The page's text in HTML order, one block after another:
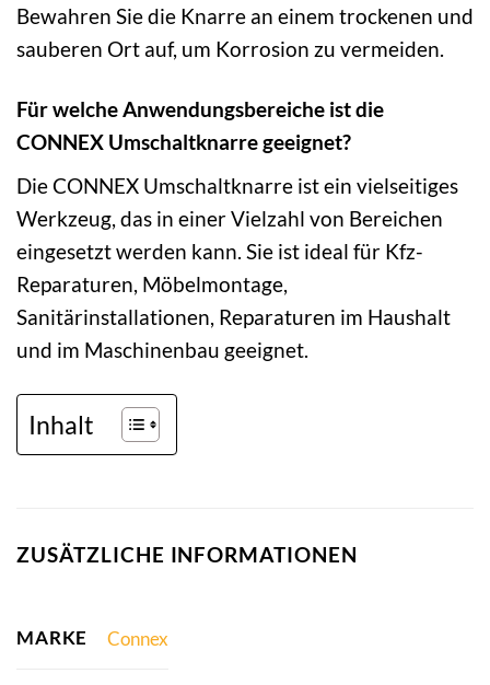
Bewahren Sie die Knarre an einem trockenen und
sauberen Ort auf, um Korrosion zu vermeiden.
Für welche Anwendungsbereiche ist die
CONNEX Umschaltknarre geeignet?
Die CONNEX Umschaltknarre ist ein vielseitiges
Werkzeug, das in einer Vielzahl von Bereichen
eingesetzt werden kann. Sie ist ideal für Kfz-
Reparaturen, Möbelmontage,
Sanitärinstallationen, Reparaturen im Haushalt
und im Maschinenbau geeignet.
Inhalt
ZUSÄTZLICHE INFORMATIONEN
MARKE Connex